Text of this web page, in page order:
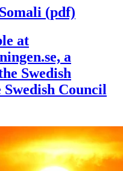
(pdf)
at
a
Swedish
Council